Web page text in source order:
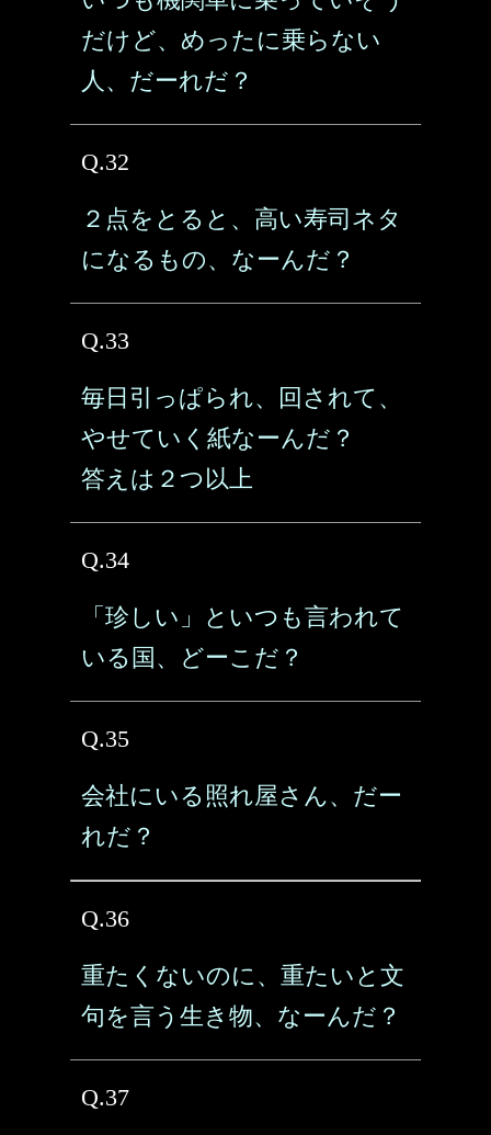
だけど、めったに乗らない
人、だーれだ？
Q.32
２点をとると、高い寿司ネタ
になるもの、なーんだ？
Q.33
毎日引っぱられ、回されて、
やせていく紙なーんだ？
答えは２つ以上
Q.34
「珍しい」といつも言われて
いる国、どーこだ？
Q.35
会社にいる照れ屋さん、だー
れだ？
Q.36
重たくないのに、重たいと文
句を言う生き物、なーんだ？
Q.37